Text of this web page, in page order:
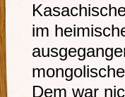
im
Dem war